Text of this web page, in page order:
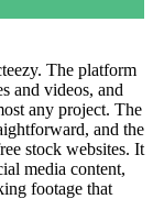
The platform
and videos, and
any project. The
and the
stock websites. It
media content,
footage that